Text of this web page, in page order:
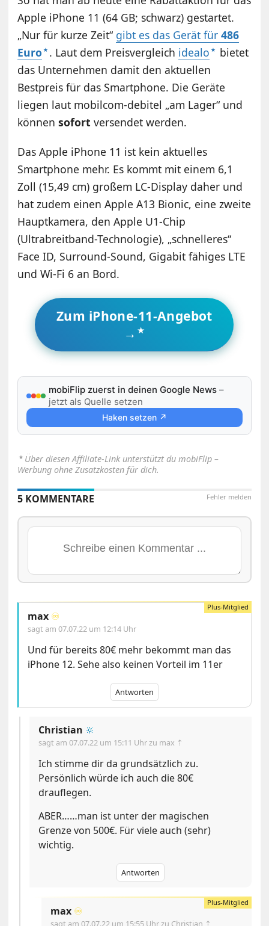
Apple iPhone 11 (64 GB; schwarz) gestartet.
„Nur für kurze Zeit“ gibt es das Gerät für486
Euro . Laut dem Preisvergleich idealo
bietet
das Unternehmen damit den aktuellen
Bestpreis für das Smartphone. Die Geräte
liegen laut mobilcom-debitel „am Lager“ und
könnensofort versendet werden.
Das Apple iPhone 11 ist kein aktuelles
Smartphone mehr. Es kommt mit einem 6,1
Zoll (15,49 cm) großem LC-Display daher und
hat zudem einen Apple A13 Bionic, eine zweite
Hauptkamera, den Apple U1-Chip
(Ultrabreitband-Technologie), „schnelleres“
Face ID, Surround-Sound, Gigabit fähiges LTE
und Wi-Fi 6 an Bord.
Zum iPhone-11-Angebot
→
mobiFlip zuerst in deinen Google News –
jetzt als Quelle setzen
Haken setzen ↗
⋆ Über diesen Affiliate-Link unterstützt du mobiFlip –
Werbung ohne Zusatzkosten für dich.
Fehler melden
5 KOMMENTARE
max ♾️
sagt am07.07.22 um 12:14 Uhr
Und für bereits 80€ mehr bekommt man das
iPhone 12. Sehe also keinen Vorteil im 11er
Antworten
Christian 🔆
sagt am07.07.22 um 15:11 Uhrzu max ⇡
Ich stimme dir da grundsätzlich zu.
Persönlich würde ich auch die 80€
drauflegen.
ABER……man ist unter der magischen
Grenze von 500€. Für viele auch (sehr)
wichtig.
Antworten
max ♾️
sagt am07.07.22 um 15:55 Uhr zu Christian ⇡